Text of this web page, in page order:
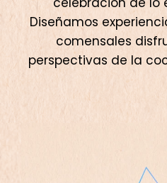
Diseñamos
comensales
perspectivas de la